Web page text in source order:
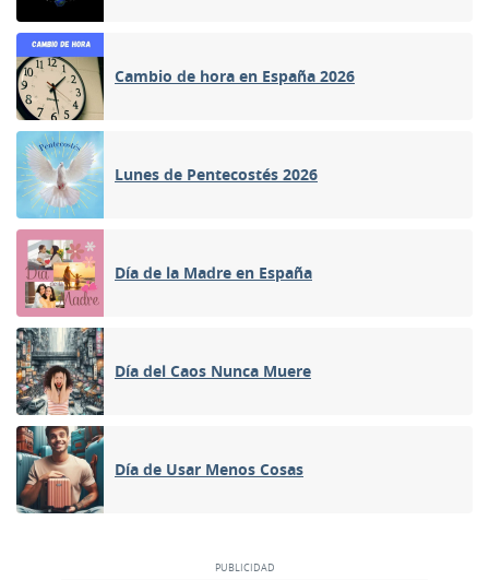
Cambio de hora en España 2026
Lunes de Pentecostés 2026
Día de la Madre en España
Día del Caos Nunca Muere
Día de Usar Menos Cosas